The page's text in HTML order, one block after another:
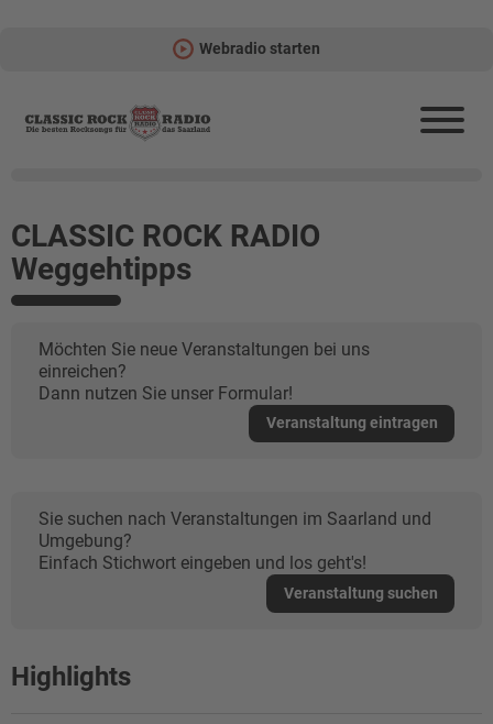
Webradio starten
CLASSIC ROCK RADIO
Weggehtipps
Möchten Sie neue Veranstaltungen bei uns
einreichen?
Dann nutzen Sie unser Formular!
Veranstaltung eintragen
Sie suchen nach Veranstaltungen im Saarland und
Umgebung?
Einfach Stichwort eingeben und los geht's!
Veranstaltung suchen
Highlights